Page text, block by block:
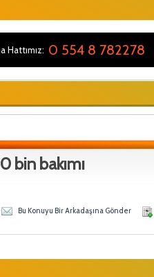
Hattımız: 0 554 8 782278
bin bakımı
Bu Konuyu Bir Arkadaşına Gönder